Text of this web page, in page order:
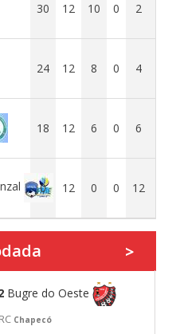
30 12 10 0 2
24 12 8 0 4
18 12 6 0 6
0 12 0 0 12
>
Bugre do Oeste
Chapecó